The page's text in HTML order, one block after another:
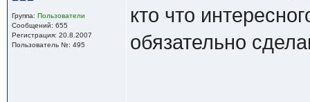
Группа: Пользователи
Сообщений: 655
Регистрация: 20.8.2007
Пользователь №: 495
кто что
обязательно